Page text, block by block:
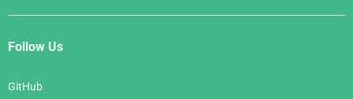
Follow Us
GitHub